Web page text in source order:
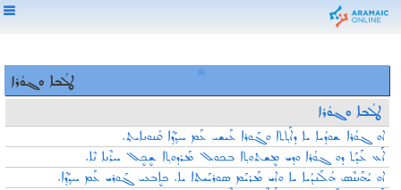
ܛܠܳܒܐ ܘܓܘܳܪܐ
ܛܠܳܒܐ ܘܓܘܳܪܐ
ܐܘ ܓܘܳܪܐ ܫܘܕܳܝܐ ܝܐ ܕܐܰܬ݂ܬܐ ܘܓܰܘܪܐ ܥܰܝܫܝ ܥܰܡ ܚܕ݂ܳܕ݂ܶܐ ܩܳܢܘܢܐܝܬ݂.
ܐܰܥ ܥܰܕܰܬ ܕܘ ܓܘܳܪܐ ܘܕܝ ܡܷܫܬܘܬ݂ܐ ܒܟܘܠ ܡܰܪܕܘܬ݂ܐ ܫܷܟܷܠ ܚܪܶܢܐ ܢܶܐ.
ܐܘ ܝܳܗܰܢܢܶܣ ܗܳܠܰܢܕܳܝܐ ܝܐ ܘܐܝ ܡܰܪܝܰܡ ܣܘܪܝܰܝܬܐ ܝܐ. ܟܐܷܒܥܝ ܓܰܘܪܝ ܥܰܡ ܚܕ݂ܳܕ݂ܶܐ.